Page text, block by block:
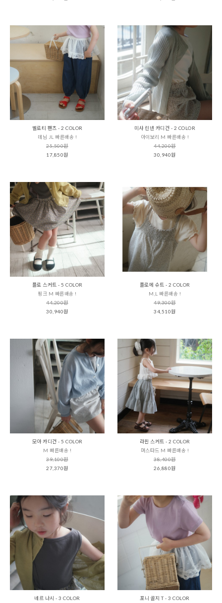
벨로티 팬츠 - 2 COLOR
데님 JL 빠른배송 !
25,500원
17,850원
미샤 린넨 카디건 - 2 COLOR
아이보리 M 빠른배송 !
44,200원
30,940원
플로 스커트 - 5 COLOR
핑크 M 빠른배송 !
44,200원
30,940원
플로에 슈트 - 2 COLOR
M,L 빠른배송 !
49,300원
34,510원
모아 카디건 - 5 COLOR
M 빠른배송 !
39,100원
27,370원
라핀 스커트 - 2 COLOR
머스타드 M 빠른배송 !
38,400원
26,880원
네르 나시 - 3 COLOR
포니 골지 T - 3 COLOR